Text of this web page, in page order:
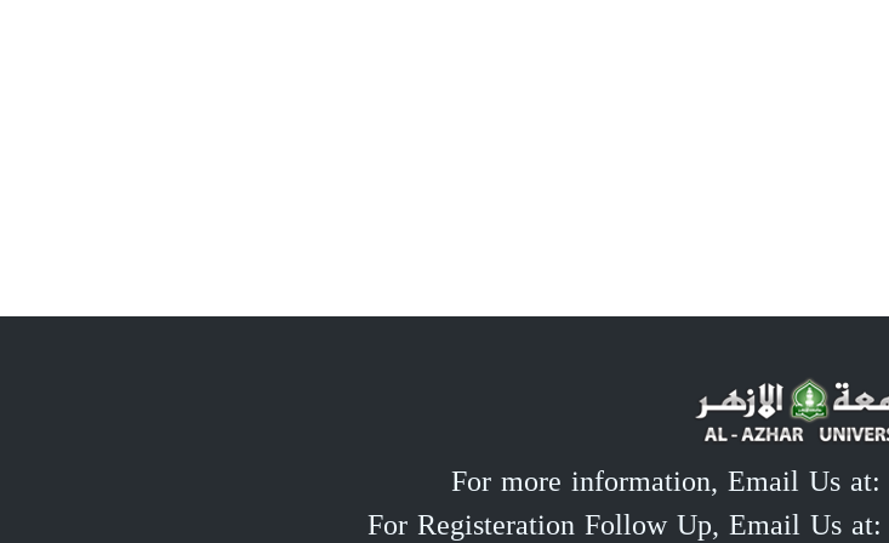
For more information, Email Us at:
For Registeration Follow Up, Email Us at: